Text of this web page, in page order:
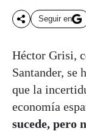
Seguir en
Héctor Grisi,
Santander, se
que la
economía
sucede, pero